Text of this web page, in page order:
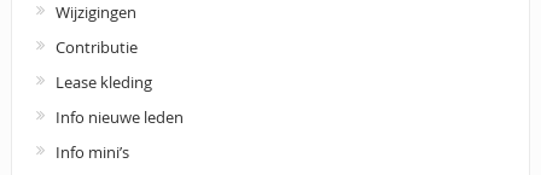
Wijzigingen
Contributie
Lease kleding
Info nieuwe leden
Info mini’s